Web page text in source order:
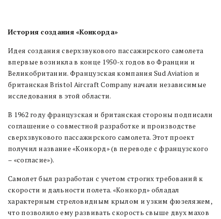
История создания «Конкорда»
Идея создания сверхзвукового пассажирского самолета
впервые возникла в конце 1950-х годов во Франции и
Великобритании. Французская компания Sud Aviation и
британская Bristol Aircraft Company начали независимые
исследования в этой области.
В 1962 году французская и британская стороны подписали
соглашение о совместной разработке и производстве
сверхзвукового пассажирского самолета. Этот проект
получил название «Конкорд» (в переводе с французского
– «согласие»).
Самолет был разработан с учетом строгих требований к
скорости и дальности полета. «Конкорд» обладал
характерным стреловидным крылом и узким фюзеляжем,
что позволило ему развивать скорость свыше двух махов